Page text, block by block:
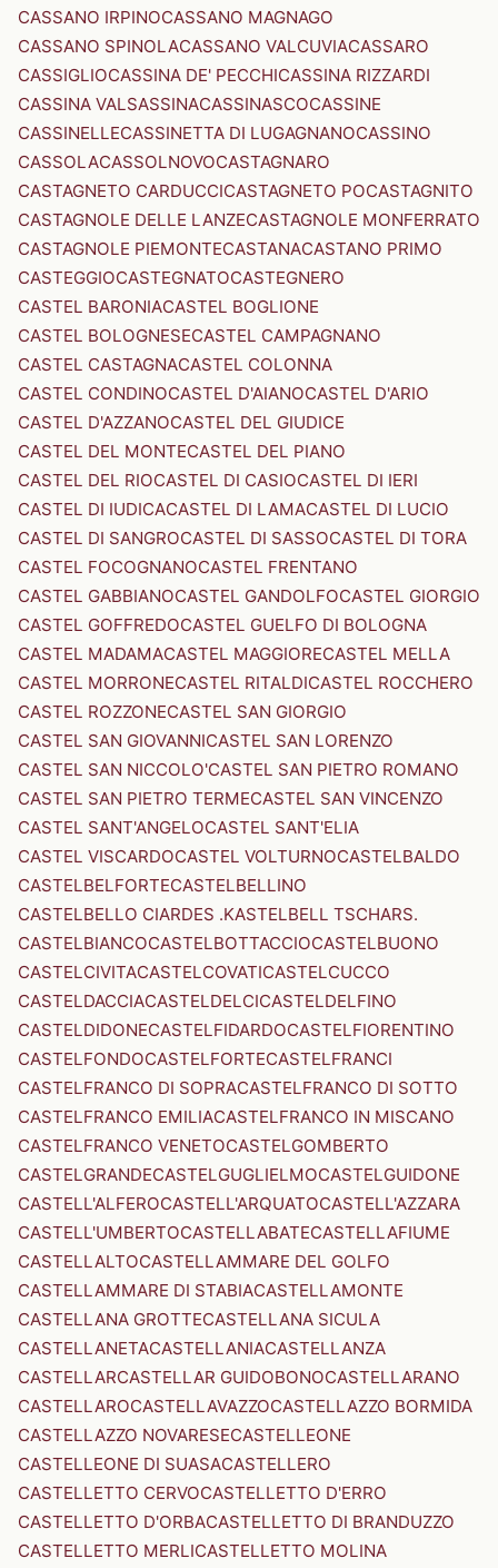
CASSANO IRPINOCASSANO MAGNAGO
CASSANO SPINOLACASSANO VALCUVIACASSARO
CASSIGLIOCASSINA DE' PECCHICASSINA RIZZARDI
CASSINA VALSASSINACASSINASCOCASSINE
CASSINELLECASSINETTA DI LUGAGNANOCASSINO
CASSOLACASSOLNOVOCASTAGNARO
CASTAGNETO CARDUCCICASTAGNETO POCASTAGNITO
CASTAGNOLE DELLE LANZECASTAGNOLE MONFERRATO
CASTAGNOLE PIEMONTECASTANACASTANO PRIMO
CASTEGGIOCASTEGNATOCASTEGNERO
CASTEL BARONIACASTEL BOGLIONE
CASTEL BOLOGNESECASTEL CAMPAGNANO
CASTEL CASTAGNACASTEL COLONNA
CASTEL CONDINOCASTEL D'AIANOCASTEL D'ARIO
CASTEL D'AZZANOCASTEL DEL GIUDICE
CASTEL DEL MONTECASTEL DEL PIANO
CASTEL DEL RIOCASTEL DI CASIOCASTEL DI IERI
CASTEL DI IUDICACASTEL DI LAMACASTEL DI LUCIO
CASTEL DI SANGROCASTEL DI SASSOCASTEL DI TORA
CASTEL FOCOGNANOCASTEL FRENTANO
CASTEL GABBIANOCASTEL GANDOLFOCASTEL GIORGIO
CASTEL GOFFREDOCASTEL GUELFO DI BOLOGNA
CASTEL MADAMACASTEL MAGGIORECASTEL MELLA
CASTEL MORRONECASTEL RITALDICASTEL ROCCHERO
CASTEL ROZZONECASTEL SAN GIORGIO
CASTEL SAN GIOVANNICASTEL SAN LORENZO
CASTEL SAN NICCOLO'CASTEL SAN PIETRO ROMANO
CASTEL SAN PIETRO TERMECASTEL SAN VINCENZO
CASTEL SANT'ANGELOCASTEL SANT'ELIA
CASTEL VISCARDOCASTEL VOLTURNOCASTELBALDO
CASTELBELFORTECASTELBELLINO
CASTELBELLO CIARDES .KASTELBELL TSCHARS.
CASTELBIANCOCASTELBOTTACCIOCASTELBUONO
CASTELCIVITACASTELCOVATICASTELCUCCO
CASTELDACCIACASTELDELCICASTELDELFINO
CASTELDIDONECASTELFIDARDOCASTELFIORENTINO
CASTELFONDOCASTELFORTECASTELFRANCI
CASTELFRANCO DI SOPRACASTELFRANCO DI SOTTO
CASTELFRANCO EMILIACASTELFRANCO IN MISCANO
CASTELFRANCO VENETOCASTELGOMBERTO
CASTELGRANDECASTELGUGLIELMOCASTELGUIDONE
CASTELL'ALFEROCASTELL'ARQUATOCASTELL'AZZARA
CASTELL'UMBERTOCASTELLABATECASTELLAFIUME
CASTELLALTOCASTELLAMMARE DEL GOLFO
CASTELLAMMARE DI STABIACASTELLAMONTE
CASTELLANA GROTTECASTELLANA SICULA
CASTELLANETACASTELLANIACASTELLANZA
CASTELLARCASTELLAR GUIDOBONOCASTELLARANO
CASTELLAROCASTELLAVAZZOCASTELLAZZO BORMIDA
CASTELLAZZO NOVARESECASTELLEONE
CASTELLEONE DI SUASACASTELLERO
CASTELLETTO CERVOCASTELLETTO D'ERRO
CASTELLETTO D'ORBACASTELLETTO DI BRANDUZZO
CASTELLETTO MERLICASTELLETTO MOLINA